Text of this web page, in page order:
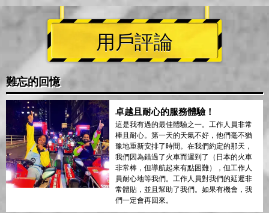
用戶評論
難忘的回憶
卓越且耐心的服務體驗！
這是我有過的最佳體驗之一。工作人員非常
棒且耐心。第一天的天氣不好，他們毫不猶
豫地重新安排了時間。在我們約定的那天，
我們因為錯過了火車而遲到了（日本的火車
非常棒，但導航起來有點困難），但工作人
員耐心地等我們。工作人員對我們的延遲非
常體貼，並且幫助了我們。如果有機會，我
們一定會再回來。